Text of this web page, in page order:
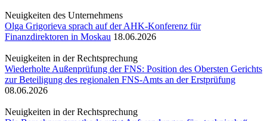
Neuigkeiten des Unternehmens
Olga Grigorieva sprach auf der AHK-Konferenz für
Finanzdirektoren in Moskau 18.06.2026
Neuigkeiten in der Rechtsprechung
Wiederholte Außenprüfung der FNS: Position des Obersten Gerichts
zur Beteiligung des regionalen FNS-Amts an der Erstprüfung
08.06.2026
Neuigkeiten in der Rechtsprechung